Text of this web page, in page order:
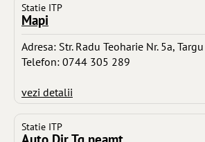
Statie ITP
Mapi
Adresa: Str. Radu Teoharie Nr. 5a,
Telefon: 0744 305 289
vezi detalii
Statie ITP